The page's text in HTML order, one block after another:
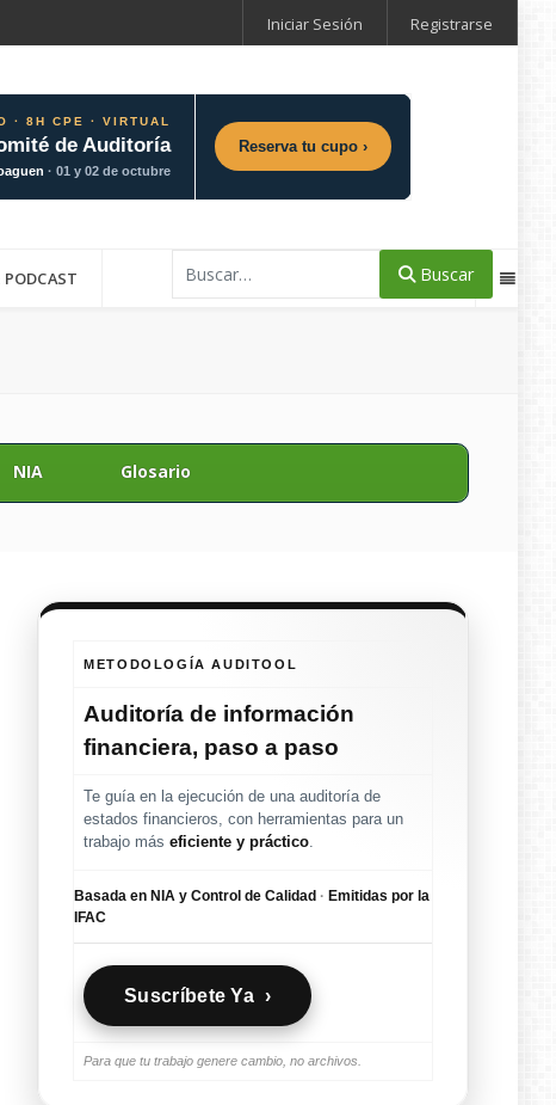
Iniciar Sesión Registrarse
· 8H CPE · VIRTUAL
de Auditoría
· 01 y 02 de octubre
Reserva tu cupo ›
Buscar
NIA Glosario
METODOLOGÍA AUDITOOL
Auditoría de información
financiera, paso a paso
Te guía en la ejecución de una auditoría de
estados financieros, con herramientas para un
trabajo máseficiente y práctico
Basada en NIA y Control de Calidad · Emitidas por la
IFAC
Suscríbete Ya ›
Para que tu trabajo genere cambio, no archivos.